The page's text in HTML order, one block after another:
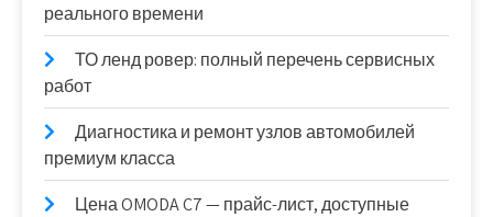
реального времени
ТО ленд ровер: полный перечень сервисных
работ
Диагностика и ремонт узлов автомобилей
премиум класса
Цена OMODA C7 — прайс-лист, доступные